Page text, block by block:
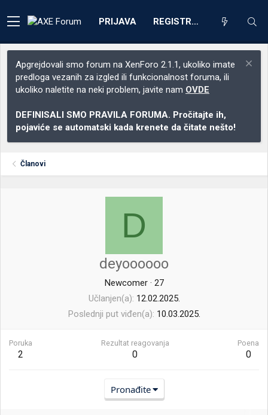
PRIJAVA REGISTRACIJA
Apgrejdovali smo forum na XenForo 2.1.1, ukoliko imate
predloga vezanih za izgled ili funkcionalnost foruma, ili
ukoliko naletite na neki problem, javite nam OVDE
DEFINISALI SMO PRAVILA FORUMA. Pročitajte ih,
pojaviće se automatski kada krenete da čitate nešto!
Članovi
D
deyoooooo
Newcomer · 27
Učlanjen(a) 12.02.2025.
Poslednji put viđen(a) 10.03.2025.
Poruka
2
Rezultat reagovanja
0
Poena
0
Pronađite